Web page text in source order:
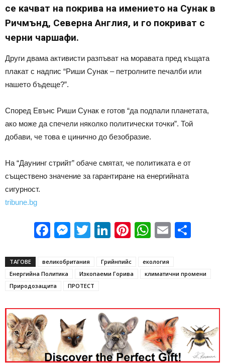
се качват на покрива на имението на Сунак в
Ричмънд, Северна Англия, и го покриват с
черни чаршафи.
Други двама активисти разпъват на моравата пред къщата
плакат с надпис “Риши Сунак – петролните печалби или
нашето бъдеще?”.
Според Евънс Риши Сунак е готов “да подпали планетата,
ако може да спечели няколко политически точки”. Той
добави, че това е цинично до безобразие.
На “Даунинг стрийт” обаче смятат, че политиката е от
съществено значение за гарантиране на енергийната
сигурност.
tribune.bg
Facebook
Messenger
Twitter
LinkedIn
Pinterest
WhatsApp
Email
ТАГОВЕ великобритания Грийнпийс
екология
Енергийна Политика
Изкопаеми Горива
климатични промени
Природозащита
ПРОТЕСТ